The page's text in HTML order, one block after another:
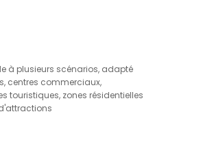
à plusieurs scénarios, adapté
centres commerciaux,
touristiques, zones résidentielles